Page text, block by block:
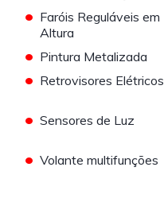
• Faróis Reguláveis em
Altura
• Pintura Metalizada
• Retrovisores Elétricos
• Sensores de Luz
• Volante multifunções